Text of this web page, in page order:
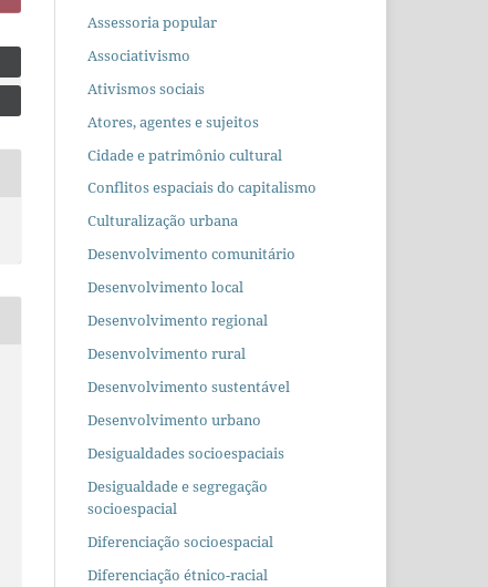
Assessoria popular
Associativismo
Ativismos sociais
Atores, agentes e sujeitos
Cidade e patrimônio cultural
Conflitos espaciais do capitalismo
Culturalização urbana
Desenvolvimento comunitário
Desenvolvimento local
Desenvolvimento regional
Desenvolvimento rural
Desenvolvimento sustentável
Desenvolvimento urbano
Desigualdades socioespaciais
Desigualdade e segregação
socioespacial
Diferenciação socioespacial
Diferenciação étnico-racial